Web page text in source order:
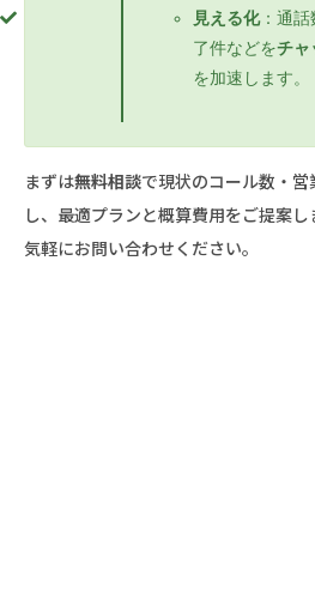
見える化：通話
了件などをチャ
を加速します。
まずは無料相談で現状のコール数・
し、最適プランと概算費用をご提案し
気軽にお問い合わせください。